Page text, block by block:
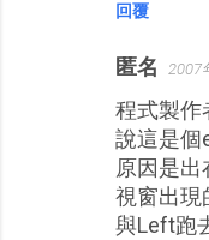
回覆
匿名 2007
程式製作
說這是個
原因是出
視窗出現
與Left跑